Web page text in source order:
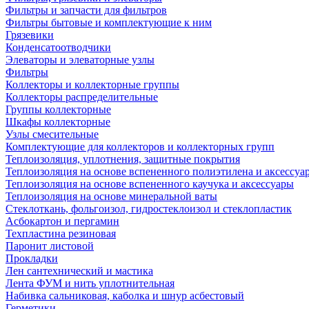
Фильтры и запчасти для фильтров
Фильтры бытовые и комплектующие к ним
Грязевики
Конденсатоотводчики
Элеваторы и элеваторные узлы
Фильтры
Коллекторы и коллекторные группы
Коллекторы распределительные
Группы коллекторные
Шкафы коллекторные
Узлы смесительные
Комплектующие для коллекторов и коллекторных групп
Теплоизоляция, уплотнения, защитные покрытия
Теплоизоляция на основе вспененного полиэтилена и
Теплоизоляция на основе вспененного каучука и аксессуары
Теплоизоляция на основе минеральной ваты
Стеклоткань, фольгоизол, гидростеклоизол и стеклопластик
Асбокартон и пергамин
Техпластина резиновая
Паронит листовой
Прокладки
Лен сантехнический и мастика
Лента ФУМ и нить уплотнительная
Набивка сальниковая, каболка и шнур асбестовый